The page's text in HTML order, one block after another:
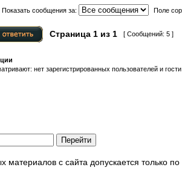
Показать сообщения за: Поле
Страница 1 из 1 [ Сообщений: 5 ]
нет зарегистрированных пользователей и
материалов с сайта допускается только